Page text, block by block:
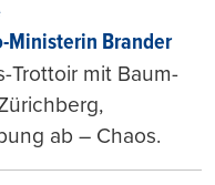
Ministerin Brander
Trottoir mit Baum-
ab – Chaos.